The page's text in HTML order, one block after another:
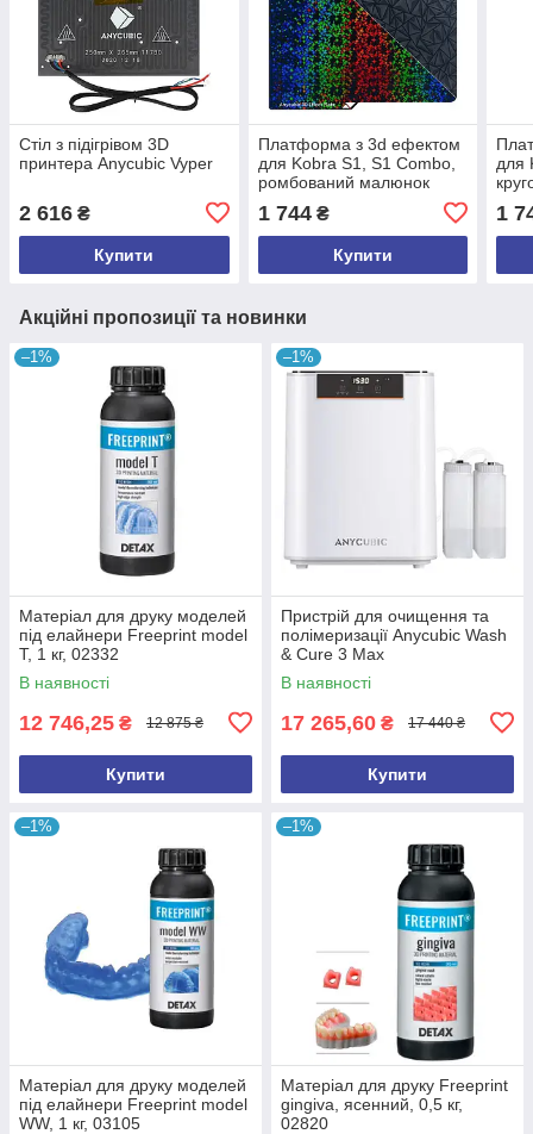
Стіл з підігрівом 3D
принтера Anycubic Vyper
2 616 ₴
Купити
Платформа з 3d ефектом
для Kobra S1, S1 Combo,
ромбований малюнок
1 744₴
Купити
для
1
Акційні пропозиції та новинки
–1%
Матеріал для друку моделей
під елайнери Freeprint model
Т, 1 кг, 02332
В наявності
12 746,25 ₴ 12 875 ₴
Купити
–1%
Пристрій для очищення та
полімеризації Anycubic Wash
& Cure 3 Max
В наявності
17 265,60 ₴ 17 440 ₴
Купити
–1%
Матеріал для друку моделей
під елайнери Freeprint model
WW, 1 кг, 03105
–1%
Матеріал для друку Freeprint
gingiva, ясенний, 0,5 кг,
02820